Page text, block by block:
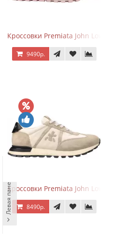
Кроссовки Premiata John Low Sand
9490р.
Кроссовки Premiata John Low Sand
8490р.
Левая панель